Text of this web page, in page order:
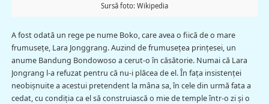
Sursă foto: Wikipedia
A fost odată un rege pe nume Boko, care avea o fiică de o mare
frumuseţe, Lara Jonggrang. Auzind de frumusețea prințesei, un
anume Bandung Bondowoso a cerut-o în căsătorie. Numai că Lara
Jongrang l-a refuzat pentru că nu-i plăcea de el. În fața insistenței
neobişnuite a acestui pretendent la mâna sa, în cele din urmă fata a
cedat, cu condiția ca el să construiască o mie de temple într-o zi și o